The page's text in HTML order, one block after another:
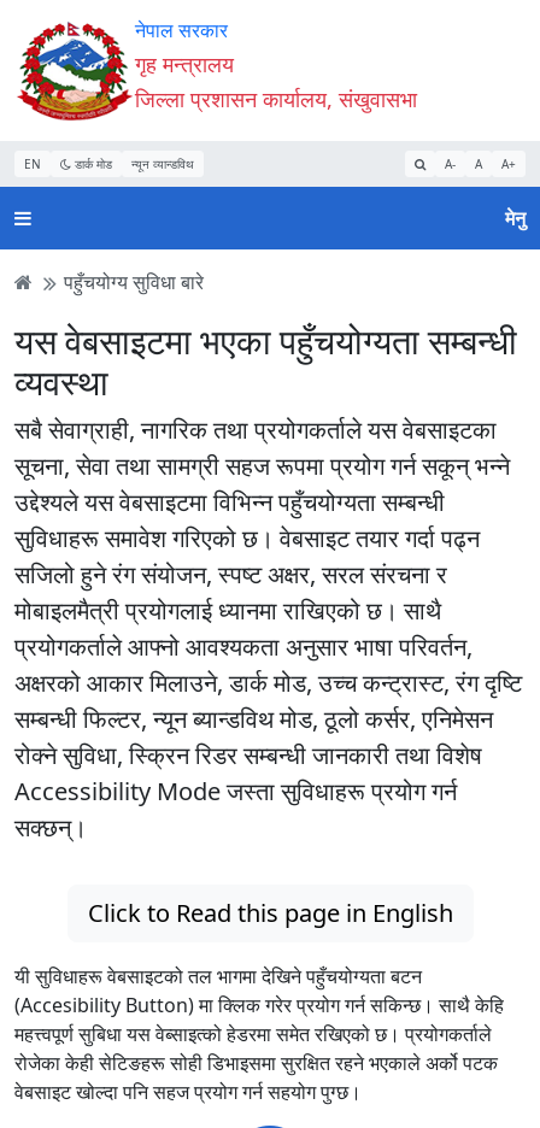
Accessibility
Mode
सुरु
गर्नुहोस्
सामाग्री
पढ्नुहाेस्
नेभिगेसन
पढ्नुहाेस्
वेबसाइट
खोजमा
जानुहोस्
नेपाल सरकार
गृह मन्त्रालय
जिल्ला प्रशासन कार्यालय, संखुवासभा
EN डार्क मोड न्यून व्यान्डविथ A- A A+
मेनु
पहुँचयोग्य सुविधा बारे
यस वेबसाइटमा भएका पहुँचयोग्यता सम्बन्धी
व्यवस्था
सबै सेवाग्राही, नागरिक तथा प्रयोगकर्ताले यस वेबसाइटका
सूचना, सेवा तथा सामग्री सहज रूपमा प्रयोग गर्न सकून् भन्ने
उद्देश्यले यस वेबसाइटमा विभिन्न पहुँचयोग्यता सम्बन्धी
सुविधाहरू समावेश गरिएको छ। वेबसाइट तयार गर्दा पढ्न
सजिलो हुने रंग संयोजन, स्पष्ट अक्षर, सरल संरचना र
मोबाइलमैत्री प्रयोगलाई ध्यानमा राखिएको छ। साथै
प्रयोगकर्ताले आफ्नो आवश्यकता अनुसार भाषा परिवर्तन,
अक्षरको आकार मिलाउने, डार्क मोड, उच्च कन्ट्रास्ट, रंग दृष्टि
सम्बन्धी फिल्टर, न्यून ब्यान्डविथ मोड, ठूलो कर्सर, एनिमेसन
रोक्ने सुविधा, स्क्रिन रिडर सम्बन्धी जानकारी तथा विशेष
Accessibility Mode जस्ता सुविधाहरू प्रयोग गर्न
सक्छन्।
Click to Read this page in English
यी सुविधाहरू वेबसाइटको तल भागमा देखिने पहुँचयोग्यता बटन
(Accesibility Button) मा क्लिक गरेर प्रयोग गर्न सकिन्छ। साथै केहि
महत्त्वपूर्ण सुबिधा यस वेब्साइत्को हेडरमा समेत रखिएको छ। प्रयोगकर्ताले
रोजेका केही सेटिङहरू सोही डिभाइसमा सुरक्षित रहने भएकाले अर्को पटक
वेबसाइट खोल्दा पनि सहज प्रयोग गर्न सहयोग पुग्छ।